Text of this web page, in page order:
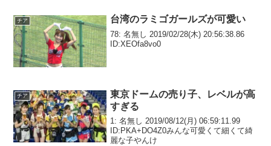
チア 台湾のラミゴガールズが可愛い
78: 名無し 2019/02/28(木) 20:56:38.86
ID:XEOfa8vo0
チア
東京ドームの売り子、レベルが高
すぎる
1: 名無し 2019/08/12(月) 06:59:11.99
ID:PKA+DO4Z0みんな可愛くて細くて綺
麗な子やんけ